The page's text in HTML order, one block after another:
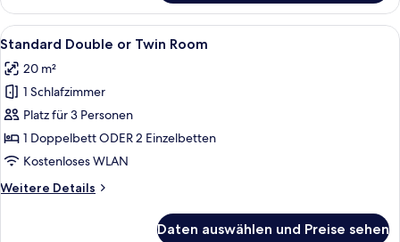
Single
Room
Alle
Fotos
für
Standard
Double
or
Twin
anzeigen
Ein Hotelzimmer mit zwei Betten,
10
Standard Double or Twin Room
20 m²
1 Schlafzimmer
Platz für 3 Personen
1 Doppelbett ODER 2 Einzelbetten
Kostenloses WLAN
Weitere Details
Weitere
Daten auswählen und Preise sehen